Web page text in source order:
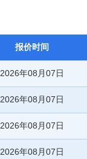
报价时间
2026年08月07日
2026年08月07日
2026年08月07日
2026年08月07日